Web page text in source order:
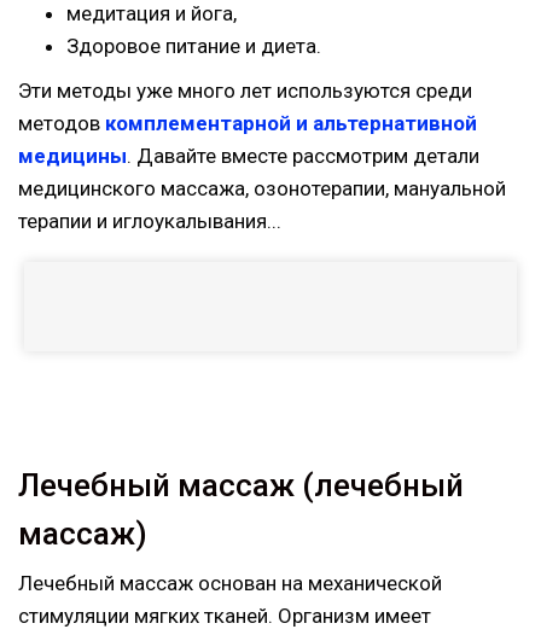
медитация и йога,
Здоровое питание и диета.
Эти методы уже много лет используются среди
методов комплементарной и альтернативной
медицины. Давайте вместе рассмотрим детали
медицинского массажа, озонотерапии, мануальной
терапии и иглоукалывания...
Лечебный массаж (лечебный
массаж)
Лечебный массаж основан на механической
стимуляции мягких тканей. Организм имеет